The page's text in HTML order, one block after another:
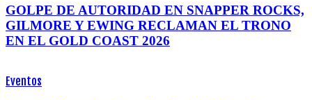
GOLPE DE AUTORIDAD EN SNAPPER ROCKS,
GILMORE Y EWING RECLAMAN EL TRONO
EN EL GOLD COAST 2026
Eventos